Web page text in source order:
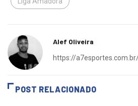
Liga Amadora
Alef Oliveira
https://a7esportes.com.br/
POST RELACIONADO